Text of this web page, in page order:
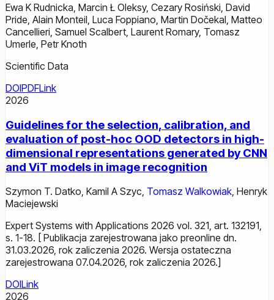
Ewa K Rudnicka Marcin Ł Oleksy, Cezary Rosiński David
Pride Alain Monteil Luca Foppiano Martin Dočekal Matteo
Cancellieri Samuel Scalbert Laurent Romary, Tomasz
Umerle Petr Knoth
Scientific Data
DOIPDFLink
2026
Guidelines for the selection, calibration, and
evaluation of post-hoc OOD detectors in high-
dimensional representations generated by CNN
and ViT models in image recognition
Szymon T. Datko, Kamil A Szyc, Tomasz Walkowiak, Henryk
Maciejewski
Expert Systems with Applications 2026 vol. 321, art. 132191,
s. 1-18. [ Publikacja zarejestrowana jako preonline dn.
31.03.2026, rok zaliczenia 2026. Wersja ostateczna
zarejestrowana 07.04.2026, rok zaliczenia 2026.]
DOILink
2026